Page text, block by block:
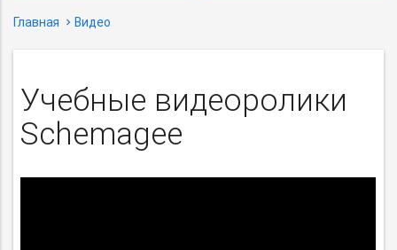
Главная Видео
Учебные видеоролики
Schemagee